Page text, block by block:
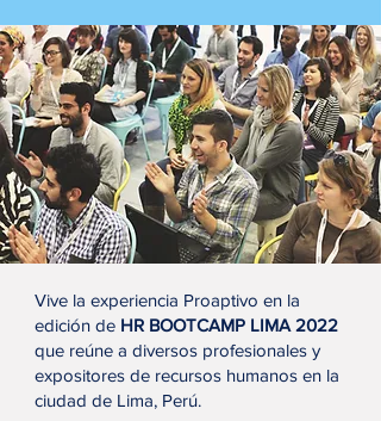
Vive la experiencia Proaptivo en la
edición de HR BOOTCAMP LIMA 2022
que reúne a diversos profesionales y
expositores de recursos humanos en la
ciudad de Lima, Perú.